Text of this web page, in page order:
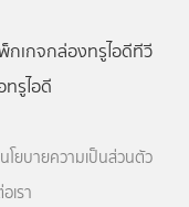
กเกจกล่องทรูไอดีทีวี
ทรูไอดี
นโยบายความเป็นส่วนตัว
เรา